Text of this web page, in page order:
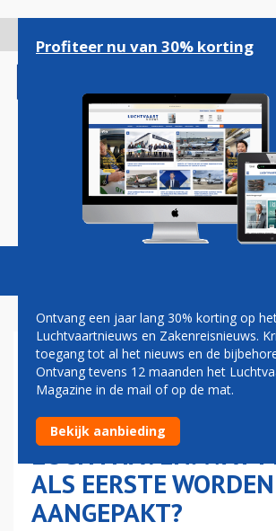
gaan
Magazine Podcasts
SCHIPHOL STEEKT
MILJARDEN IN EEN
RENOVATIE VAN DE
LUCHTHAVEN. WAT
ALS EERSTE WORDEN
AANGEPAKT?
Profiteer nu van 30% korting
Ontvang een jaar lang 30% korting op
Luchtvaartnieuws en Zakenreisnieuws.
toegang tot al het nieuws en de
Ontvang tevens 12 maanden het
Magazine in de mail of op de mat.
Bekijk aanbieding